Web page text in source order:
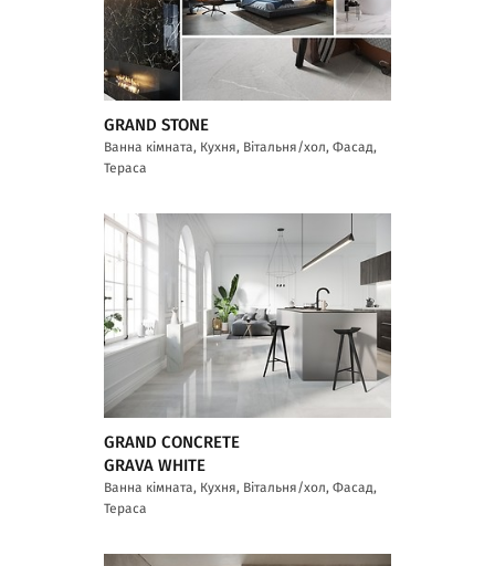
GRAND STONE
Ванна кімната, Кухня, Вітальня/хол, Фасад,
Тераса
GRAND CONCRETE
GRAVA WHITE
Ванна кімната, Кухня, Вітальня/хол, Фасад,
Тераса